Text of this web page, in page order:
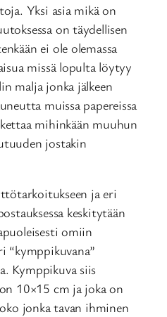
Yksi asia mikä on
on täydellisen
ei ole olemassa
missä lopulta löytyy
malja jonka jälkeen
muissa papereissa
mihinkään muuhun
jostakin
ja eri
keskitytään
omiin
“kymppikuvana”
Kymppikuva siis
10×15 cm ja joka on
jonka tavan ihminen